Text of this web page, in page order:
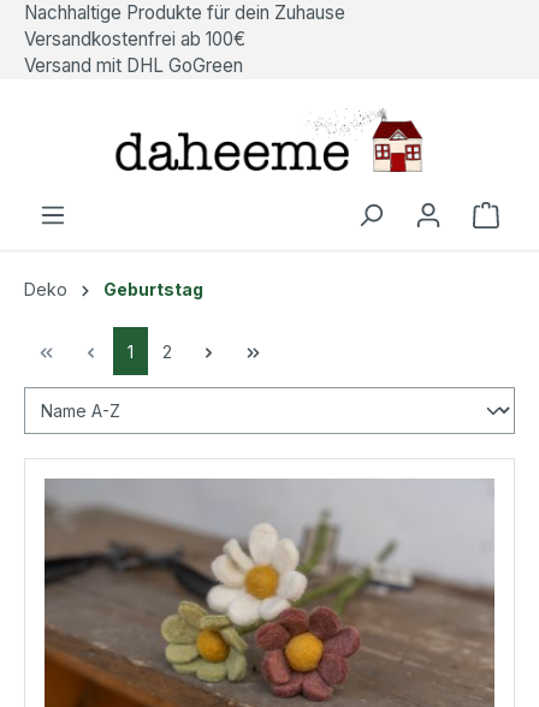
springen
Nachhaltige Produkte für dein Zuhause
Versandkostenfrei ab 100€
Versand mit DHL GoGreen
Deko Geburtstag
1 2